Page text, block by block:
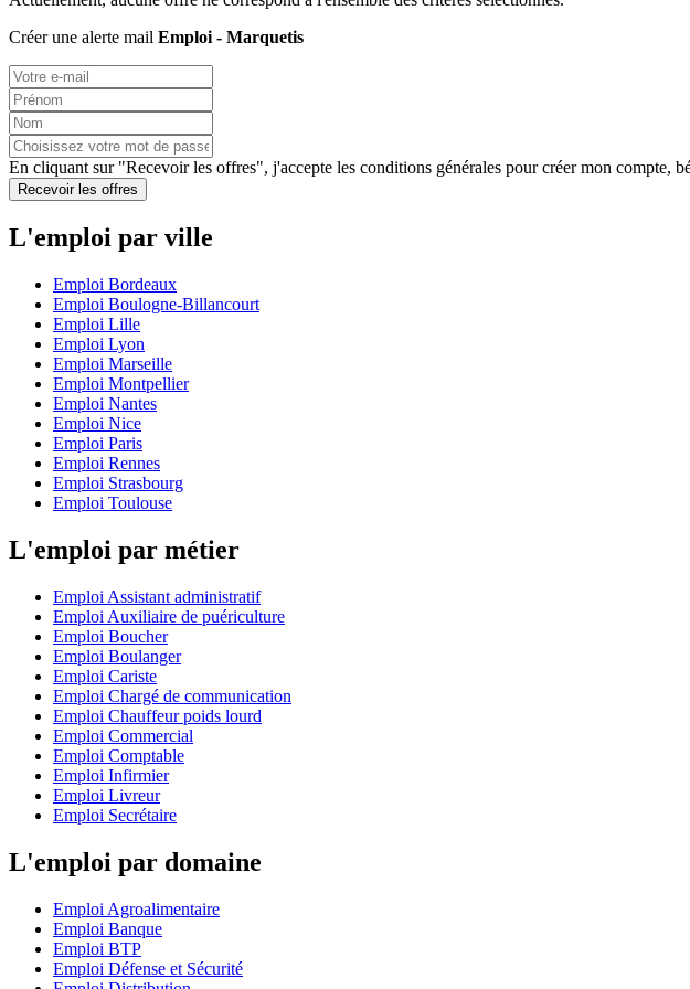
Créer une alerte mail Emploi - Marquetis
En cliquant sur "Recevoir les offres", j'accepte les conditions générales pour créer mon compte,
Recevoir les offres
L'emploi par ville
Emploi Bordeaux
Emploi Boulogne-Billancourt
Emploi Lille
Emploi Lyon
Emploi Marseille
Emploi Montpellier
Emploi Nantes
Emploi Nice
Emploi Paris
Emploi Rennes
Emploi Strasbourg
Emploi Toulouse
L'emploi par métier
Emploi Assistant administratif
Emploi Auxiliaire de puériculture
Emploi Boucher
Emploi Boulanger
Emploi Cariste
Emploi Chargé de communication
Emploi Chauffeur poids lourd
Emploi Commercial
Emploi Comptable
Emploi Infirmier
Emploi Livreur
Emploi Secrétaire
L'emploi par domaine
Emploi Agroalimentaire
Emploi Banque
Emploi BTP
Emploi Défense et Sécurité